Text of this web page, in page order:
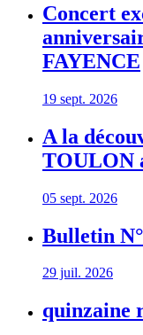
Concert
FAYENCE
19 sept. 2026
A la
TOULON
05 sept. 2026
Bulletin
29 juil. 2026
quinzaine